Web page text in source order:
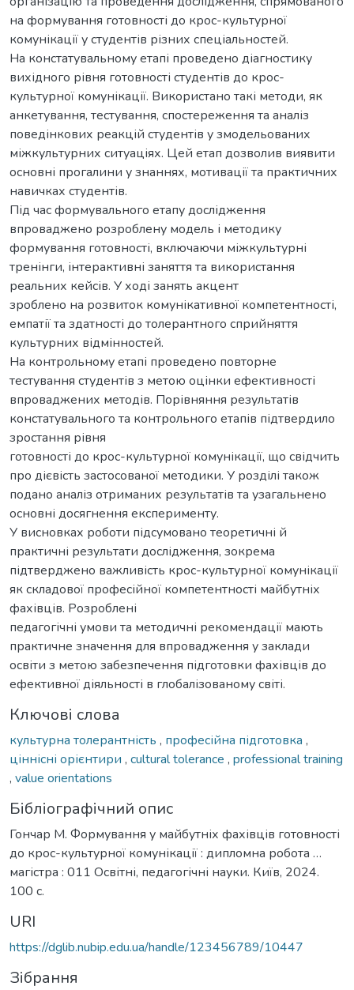
на формування готовності до крос-культурної
комунікації у студентів різних спеціальностей.
На констатувальному етапі проведено діагностику
вихідного рівня готовності студентів до крос-
культурної комунікації. Використано такі методи, як
анкетування, тестування, спостереження та аналіз
поведінкових реакцій студентів у змодельованих
міжкультурних ситуаціях. Цей етап дозволив виявити
основні прогалини у знаннях, мотивації та практичних
навичках студентів.
Під час формувального етапу дослідження
впроваджено розроблену модель і методику
формування готовності, включаючи міжкультурні
тренінги, інтерактивні заняття та використання
реальних кейсів. У ході занять акцент
зроблено на розвиток комунікативної компетентності,
емпатії та здатності до толерантного сприйняття
культурних відмінностей.
На контрольному етапі проведено повторне
тестування студентів з метою оцінки ефективності
впроваджених методів. Порівняння результатів
констатувального та контрольного етапів підтвердило
зростання рівня
готовності до крос-культурної комунікації, що свідчить
про дієвість застосованої методики. У розділі також
подано аналіз отриманих результатів та узагальнено
основні досягнення експерименту.
У висновках роботи підсумовано теоретичні й
практичні результати дослідження, зокрема
підтверджено важливість крос-культурної комунікації
як складової професійної компетентності майбутніх
фахівців. Розроблені
педагогічні умови та методичні рекомендації мають
практичне значення для впровадження у заклади
освіти з метою забезпечення підготовки фахівців до
ефективної діяльності в глобалізованому світі.
Ключові слова
культурна толерантність , професійна підготовка ,
ціннісні орієнтири , cultural tolerance , professional training
, value orientations
Бібліографічний опис
Гончар М. Формування у майбутніх фахівців готовності
до крос-культурної комунікації : дипломна робота …
магістра : 011 Освітні, педагогічні науки. Київ, 2024.
100 с.
URI
https://dglib.nubip.edu.ua/handle/123456789/10447
Зібрання